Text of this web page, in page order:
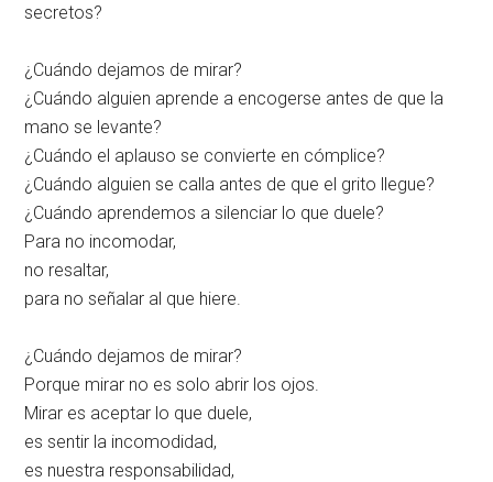
secretos?
¿Cuándo dejamos de mirar?
¿Cuándo alguien aprende a encogerse antes de que la
mano se levante?
¿Cuándo el aplauso se convierte en cómplice?
¿Cuándo alguien se calla antes de que el grito llegue?
¿Cuándo aprendemos a silenciar lo que duele?
Para no incomodar,
no resaltar,
para no señalar al que hiere.
¿Cuándo dejamos de mirar?
Porque mirar no es solo abrir los ojos.
Mirar es aceptar lo que duele,
es sentir la incomodidad,
es nuestra responsabilidad,